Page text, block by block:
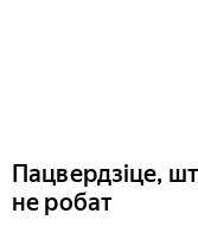
Пацвердзіце,
не робат